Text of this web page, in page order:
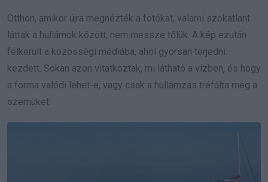
Otthon, amikor újra megnézték a fotókat, valami szokatlant
láttak a hullámok között, nem messze tőlük. A kép ezután
felkerült a közösségi médiába, ahol gyorsan terjedni
kezdett. Sokan azon vitatkoztak, mi látható a vízben, és hogy
a forma valódi lehet-e, vagy csak a hullámzás tréfálta meg a
szemüket.